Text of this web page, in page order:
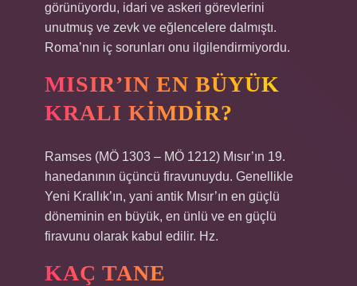
görünüyordu, idari ve askeri görevlerini
unutmuş ve zevk ve eğlencelere dalmıştı.
Roma’nın iç sorunları onu ilgilendirmiyordu.
MISIR’IN EN BÜYÜK
KRALI KIMDIR?
Ramses (MÖ 1303 – MÖ 1212) Mısır’ın 19.
hanedanının üçüncü firavunuydu. Genellikle
Yeni Krallık’ın, yani antik Mısır’ın en güçlü
döneminin en büyük, en ünlü ve en güçlü
firavunu olarak kabul edilir. Hz.
KAÇ TANE